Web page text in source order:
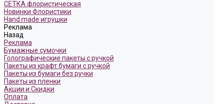
СЕТКА флористическая
Новинки Флористики
Hand made игрушки
Реклама
Назад
Реклама
Бумажные сумочки
Голографические пакеты с ручкой
Пакеты из крафт бумаги с ручкой
Пакеты из бумаги без ручки
Пакеты из пленки
Акции и Скидки
Оплата